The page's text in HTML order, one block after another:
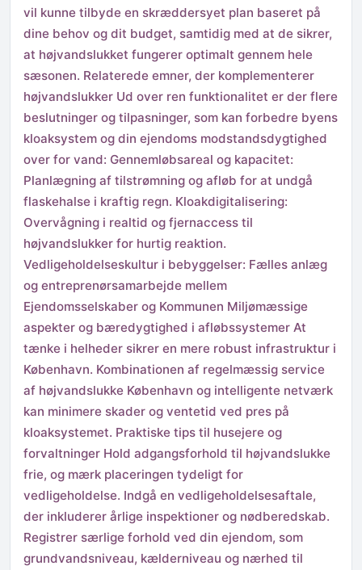
vil kunne tilbyde en skræddersyet plan baseret på
dine behov og dit budget, samtidig med at de sikrer,
at højvandslukket fungerer optimalt gennem hele
sæsonen. Relaterede emner, der komplementerer
højvandslukker Ud over ren funktionalitet er der flere
beslutninger og tilpasninger, som kan forbedre byens
kloaksystem og din ejendoms modstandsdygtighed
over for vand: Gennemløbsareal og kapacitet:
Planlægning af tilstrømning og afløb for at undgå
flaskehalse i kraftig regn. Kloakdigitalisering:
Overvågning i realtid og fjernaccess til
højvandslukker for hurtig reaktion.
Vedligeholdelseskultur i bebyggelser: Fælles anlæg
og entreprenørsamarbejde mellem
Ejendomsselskaber og Kommunen Miljømæssige
aspekter og bæredygtighed i afløbssystemer At
tænke i helheder sikrer en mere robust infrastruktur i
København. Kombinationen af regelmæssig service
af højvandslukke København og intelligente netværk
kan minimere skader og ventetid ved pres på
kloaksystemet. Praktiske tips til husejere og
forvaltninger Hold adgangsforhold til højvandslukke
frie, og mærk placeringen tydeligt for
vedligeholdelse. Indgå en vedligeholdelsesaftale,
der inkluderer årlige inspektioner og nødberedskab.
Registrer særlige forhold ved din ejendom, som
grundvandsniveau, kælderniveau og nærhed til